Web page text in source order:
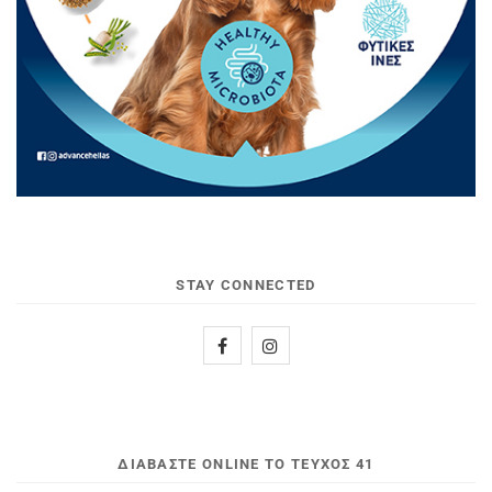
STAY CONNECTED
ΔΙΑΒΆΣΤΕ ONLINE ΤΟ ΤΕΎΧΟΣ 41